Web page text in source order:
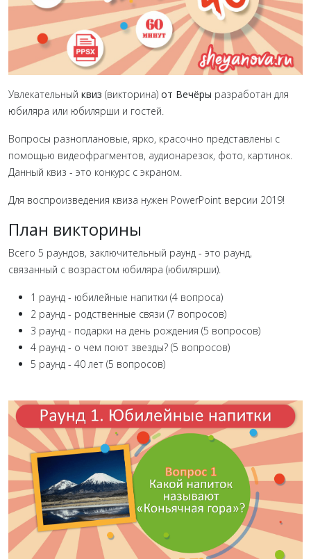
Увлекательный квиз (викторина) от Вечёры разработан для
юбиляра или юбилярши и гостей.
Вопросы разноплановые, ярко, красочно представлены с
помощью видеофрагментов, аудионарезок, фото, картинок.
Данный квиз - это конкурс с экраном.
Для воспроизведения квиза нужен PowerPoint версии 2019!
План викторины
Всего 5 раундов, заключительный раунд - это раунд,
связанный с возрастом юбиляра (юбилярши).
1 раунд - юбилейные напитки (4 вопроса)
2 раунд - родственные связи (7 вопросов)
3 раунд - подарки на день рождения (5 вопросов)
4 раунд - о чем поют звезды? (5 вопросов)
5 раунд - 40 лет (5 вопросов)